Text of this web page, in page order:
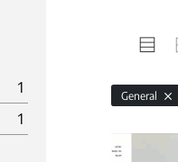
1
1
General